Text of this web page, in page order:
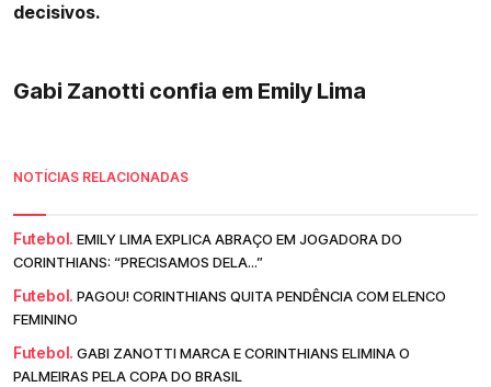
decisivos.
Gabi Zanotti confia em Emily Lima
NOTÍCIAS RELACIONADAS
Futebol. EMILY LIMA EXPLICA ABRAÇO EM JOGADORA DO
CORINTHIANS: “PRECISAMOS DELA...”
Futebol. PAGOU! CORINTHIANS QUITA PENDÊNCIA COM ELENCO
FEMININO
Futebol. GABI ZANOTTI MARCA E CORINTHIANS ELIMINA O
PALMEIRAS PELA COPA DO BRASIL